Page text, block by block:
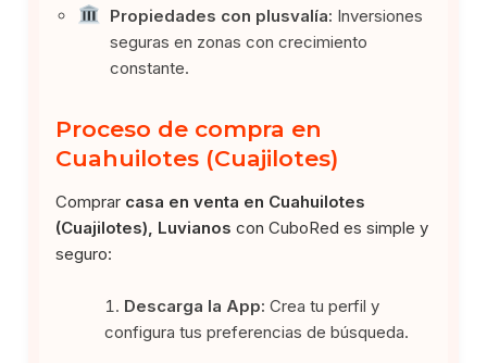
Propiedades con plusvalía: Inversiones
seguras en zonas con crecimiento
constante.
Proceso de compra en
Cuahuilotes (Cuajilotes)
Comprar casa en venta en Cuahuilotes
(Cuajilotes), Luvianos con CuboRed es simple y
seguro:
Descarga la App: Crea tu perfil y
configura tus preferencias de búsqueda.